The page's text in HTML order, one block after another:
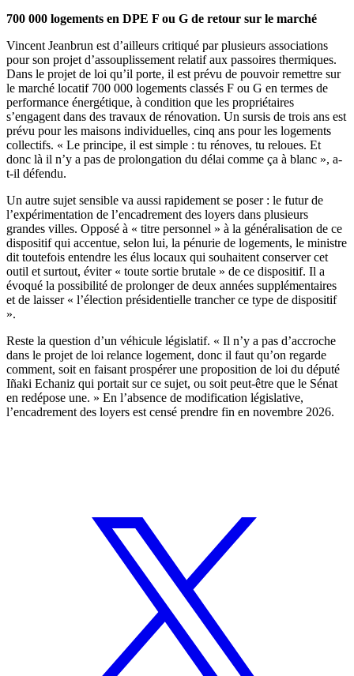
700 000 logements en DPE F ou G de retour sur le marché
Vincent Jeanbrun est d’ailleurs critiqué par plusieurs associations
pour son projet d’assouplissement relatif aux passoires thermiques.
Dans le projet de loi qu’il porte, il est prévu de pouvoir remettre sur
le marché locatif 700 000 logements classés F ou G en termes de
performance énergétique, à condition que les propriétaires
s’engagent dans des travaux de rénovation. Un sursis de trois ans est
prévu pour les maisons individuelles, cinq ans pour les logements
collectifs. « Le principe, il est simple : tu rénoves, tu reloues. Et
donc là il n’y a pas de prolongation du délai comme ça à blanc », a-
t-il défendu.
Un autre sujet sensible va aussi rapidement se poser : le futur de
l’expérimentation de l’encadrement des loyers dans plusieurs
grandes villes. Opposé à « titre personnel » à la généralisation de ce
dispositif qui accentue, selon lui, la pénurie de logements, le ministre
dit toutefois entendre les élus locaux qui souhaitent conserver cet
outil et surtout, éviter « toute sortie brutale » de ce dispositif. Il a
évoqué la possibilité de prolonger de deux années supplémentaires
et de laisser « l’élection présidentielle trancher ce type de dispositif
».
Reste la question d’un véhicule législatif. « Il n’y a pas d’accroche
dans le projet de loi relance logement, donc il faut qu’on regarde
comment, soit en faisant prospérer une proposition de loi du député
Iñaki Echaniz qui portait sur ce sujet, ou soit peut-être que le Sénat
en redépose une. » En l’absence de modification législative,
l’encadrement des loyers est censé prendre fin en novembre 2026.